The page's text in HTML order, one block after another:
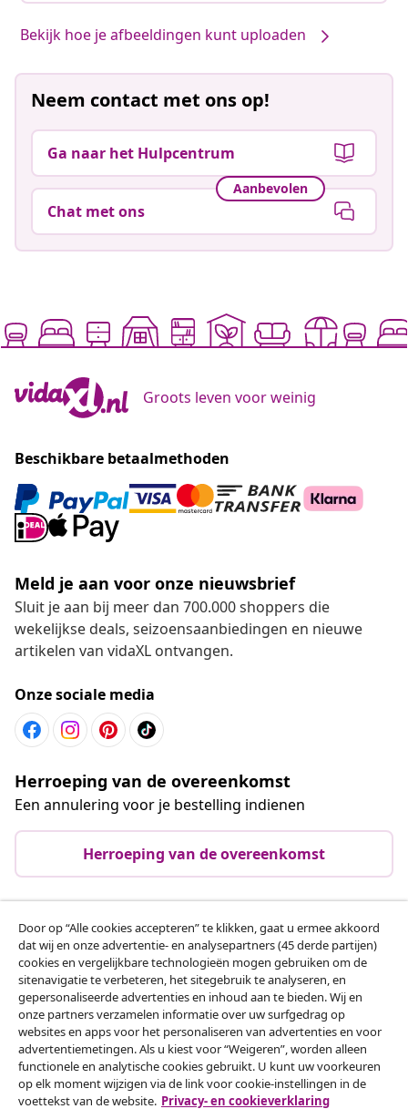
Bekijk hoe je afbeeldingen kunt uploaden
Neem contact met ons op!
Ga naar het Hulpcentrum
Aanbevolen
Chat met ons
Groots leven voor weinig
Beschikbare betaalmethoden
Meld je aan voor onze nieuwsbrief
Sluit je aan bij meer dan 700.000 shoppers die
wekelijkse deals, seizoensaanbiedingen en nieuwe
artikelen van vidaXL ontvangen.
Onze sociale media
Herroeping van de overeenkomst
Een annulering voor je bestelling indienen
Herroeping van de overeenkomst
Klantenservice
Zakelijk
vidaXL
Ontdek meer
Door op “Alle cookies accepteren” te klikken, gaat u ermee akkoord
dat wij en onze advertentie- en analysepartners (45 derde partijen)
cookies en vergelijkbare technologieën mogen gebruiken om de
sitenavigatie te verbeteren, het sitegebruik te analyseren, en
gepersonaliseerde advertenties en inhoud aan te bieden. Wij en
onze partners verzamelen informatie over uw surfgedrag op
websites en apps voor het personaliseren van advertenties en voor
advertentiemetingen. Als u kiest voor “Weigeren”, worden alleen
functionele en analytische cookies gebruikt. U kunt uw voorkeuren
op elk moment wijzigen via de link voor cookie-instellingen in de
voettekst van de website. Privacy- en cookieverklaring